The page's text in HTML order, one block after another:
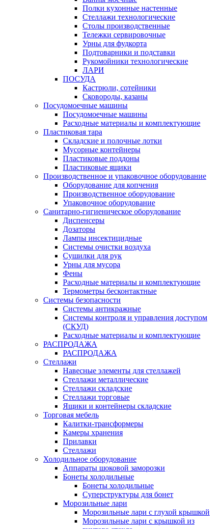
Полки кухонные настенные
Стеллажи технологические
Столы производственные
Тележки сервировочные
Урны для фудкорта
Подтоварники и подставки
Рукомойники технологические
ЛАРИ
ПОСУДА
Кастрюли, сотейники
Сковороды, казаны
Посудомоечные машины
Посудомоечные машины
Расходные материалы и комплектующие
Пластиковая тара
Складские и полочные лотки
Мусорные контейнеры
Пластиковые поддоны
Пластиковые ящики
Производственное и упаковочное оборудование
Оборудование для копчения
Производственное оборудование
Упаковочное оборудование
Санитарно-гигиеническое оборудование
Диспенсеры
Дозаторы
Лампы инсектицидные
Системы очистки воздуха
Сушилки для рук
Урны для мусора
Фены
Расходные материалы и комплектующие
Термометры бесконтактные
Системы безопасности
Системы антикражные
Системы контроля и управления доступом
(СКУД)
Расходные материалы и комплектующие
РАСПРОДАЖА
РАСПРОДАЖА
Стеллажи
Навесные элементы для стеллажей
Стеллажи металлические
Стеллажи складские
Стеллажи торговые
Ящики и контейнеры складские
Торговая мебель
Калитки-трансформеры
Камеры хранения
Прилавки
Стеллажи
Холодильное оборудование
Аппараты шоковой заморозки
Бонеты холодильные
Бонеты холодильные
Суперструктуры для бонет
Морозильные лари
Морозильные лари с глухой крышкой
Морозильные лари с крышкой из